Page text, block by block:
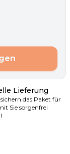
Lieferung
das Paket für
Sie sorgenfrei